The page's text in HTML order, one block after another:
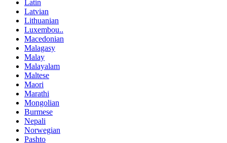
Latin
Latvian
Lithuanian
Luxembou..
Macedonian
Malagasy
Malay
Malayalam
Maltese
Maori
Marathi
Mongolian
Burmese
Nepali
Norwegian
Pashto